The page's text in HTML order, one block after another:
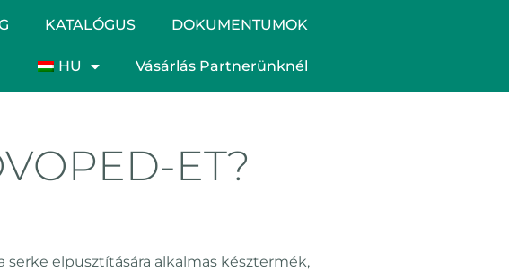
KATALÓGUS DOKUMENTUMOK
HU Vásárlás Partnerünknél
ET?
elpusztítására alkalmas késztermék,